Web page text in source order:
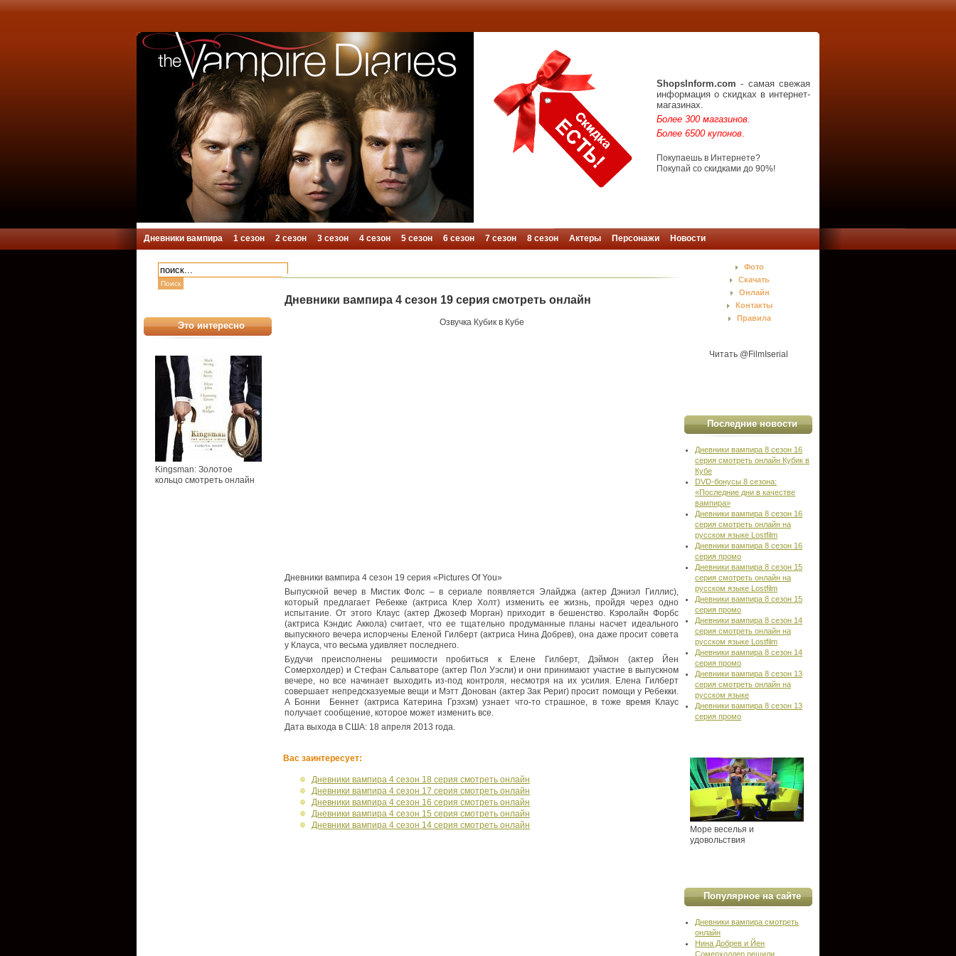
ShopsInform.com - самая свежая
информация о скидках в интернет-
магазинах.
Более 300 магазинов.
Более 6500 купонов.
Покупаешь в Интернете?
Покупай со скидками до 90%!
Дневники вампира 1 сезон 2 сезон 3 сезон 4 сезон 5 сезон 6 сезон 7 сезон 8 сезон Актеры Персонажи Новости
Это интересно
Kingsman: Золотое
кольцо смотреть онлайн
Дневники вампира 4 сезон 19 серия смотреть онлайн
Озвучка Кубик в Кубе
Дневники вампира 4 сезон 19 серия «Pictures Of You»
Выпускной вечер в Мистик Фолс – в сериале появляется Элайджа (актер Дэниэл Гиллис),
который предлагает Ребекке (актриса Клер Холт) изменить ее жизнь, пройдя через одно
испытание. От этого Клаус (актер Джозеф Морган) приходит в бешенство. Кэролайн Форбс
(актриса Кэндис Аккола) считает, что ее тщательно продуманные планы насчет идеального
выпускного вечера испорчены Еленой Гилберт (актриса Нина Добрев), она даже просит совета
у Клауса, что весьма удивляет последнего.
Будучи преисполнены решимости пробиться к Елене Гилберт, Дэймон (актер Йен
Сомерхолдер) и Стефан Сальваторе (актер Пол Уэсли) и они принимают участие в выпускном
вечере, но все начинает выходить из-под контроля, несмотря на их усилия. Елена Гилберт
совершает непредсказуемые вещи и Мэтт Донован (актер Зак Рериг) просит помощи у Ребекки.
А Бонни Беннет (актриса Катерина Грэхэм) узнает что-то страшное, в тоже время Клаус
получает сообщение, которое может изменить все.
Дата выхода в США: 18 апреля 2013 года.
Вас заинтересует:
Дневники вампира 4 сезон 18 серия смотреть онлайн
Дневники вампира 4 сезон 17 серия смотреть онлайн
Дневники вампира 4 сезон 16 серия смотреть онлайн
Дневники вампира 4 сезон 15 серия смотреть онлайн
Дневники вампира 4 сезон 14 серия смотреть онлайн
Фото
Скачать
Онлайн
Контакты
Правила
Читать @FilmIserial
Последние новости
Дневники вампира 8 сезон 16
серия смотреть онлайн Кубик в
Кубе
DVD-бонусы 8 сезона:
«Последние дни в качестве
вампира»
Дневники вампира 8 сезон 16
серия смотреть онлайн на
русском языке Lostfilm
Дневники вампира 8 сезон 16
серия промо
Дневники вампира 8 сезон 15
серия смотреть онлайн на
русском языке Lostfilm
Дневники вампира 8 сезон 15
серия промо
Дневники вампира 8 сезон 14
серия смотреть онлайн на
русском языке Lostfilm
Дневники вампира 8 сезон 14
серия промо
Дневники вампира 8 сезон 13
серия смотреть онлайн на
русском языке
Дневники вампира 8 сезон 13
серия промо
Море веселья и
удовольствия
Популярное на сайте
Дневники вампира смотреть
онлайн
Нина Добрев и Йен
Сомерхолдер решили